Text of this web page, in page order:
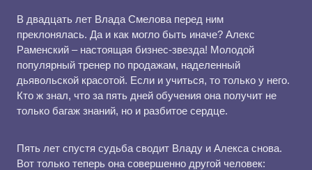
В двадцать лет Влада Смелова перед ним
преклонялась. Да и как могло быть иначе? Алекс
Раменский – настоящая бизнес-звезда! Молодой
популярный тренер по продажам, наделенный
дьявольской красотой. Если и учиться, то только у него.
Кто ж знал, что за пять дней обучения она получит не
только багаж знаний, но и разбитое сердце.
Пять лет спустя судьба сводит Владу и Алекса снова.
Вот только теперь она совершенно другой человек: